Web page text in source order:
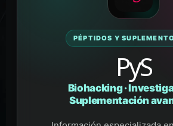
PÉPTIDOS Y
PyS
Biohacking ·
Suplementación